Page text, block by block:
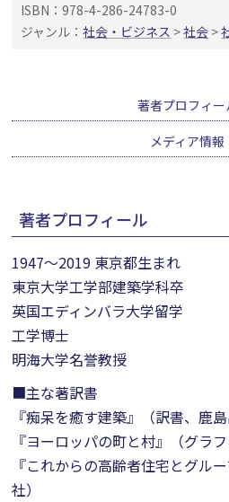
ISBN：978-4-286-24783-0
ジャンル：社会・ビジネス >社会 >
著者プロフィー
メディア情報
著者プロフィール
1947～2019 東京都生まれ
東京大学工学部建築学科卒
英国エディンバラ大学留学
工学博士
明海大学名誉教授
■主な著訳書
『痴呆を癒す建築』（訳書、鹿島
『ヨーロッパの町と村』（グラフ
『これからの高齢者住宅とグル
社）